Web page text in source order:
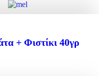
+ Φιστίκι 40γρ